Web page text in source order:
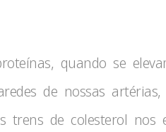
quando se
de nossas
trens de colesterol nos